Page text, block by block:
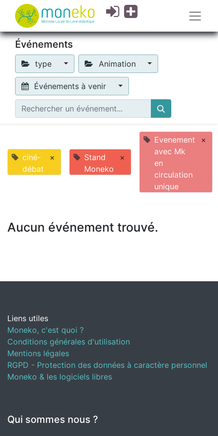
Événements
type Animation
Événements à venir
ciné-
débat
×
Stand
Moneko
×
Evenement
avec Mk
en
circulation
unique
×
Aucun événement trouvé.
Liens utiles
Moneko, c'est quoi ?
Conditions générales d'utilisation
Mentions légales
RGPD - Protection des données à caractère personnel
Moneko & les logiciels libres
Qui sommes nous ?